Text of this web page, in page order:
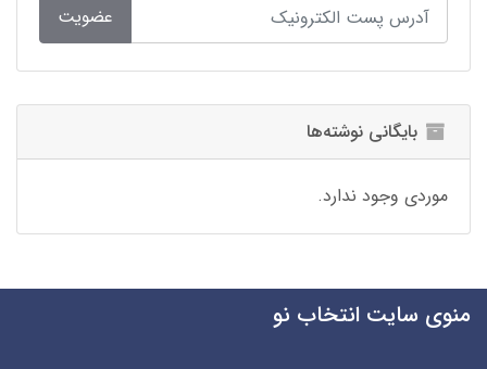
عضویت
بایگانی نوشته‌ها
موردی وجود ندارد.
منوی سایت انتخاب نو